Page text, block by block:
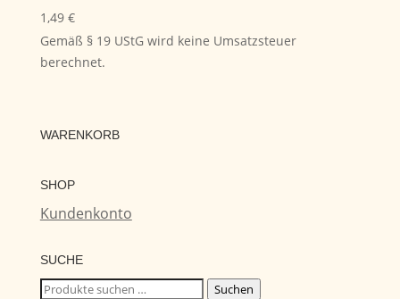
1,49 €
Gemäß § 19 UStG wird keine Umsatzsteuer
berechnet.
WARENKORB
SHOP
Kundenkonto
SUCHE
Suchen
Suchen